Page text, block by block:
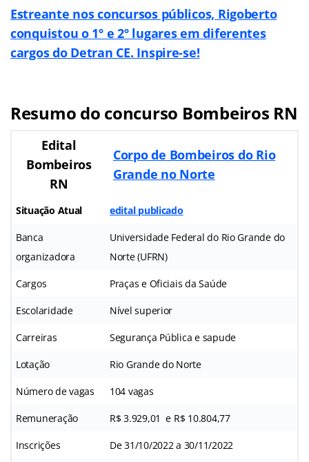
Estreante nos concursos públicos, Rigoberto
conquistou o 1º e 2º lugares em diferentes
cargos do Detran CE. Inspire-se!
Resumo do concurso Bombeiros RN
Edital
Bombeiros
RN
Corpo de Bombeiros do Rio
Grande no Norte
Situação Atual edital publicado
Banca
organizadora
Universidade Federal do Rio Grande do
Norte (UFRN)
Cargos Praças e Oficiais da Saúde
Escolaridade Nível superior
Carreiras Segurança Pública e sapude
Lotação Rio Grande do Norte
Número de vagas 104 vagas
Remuneração R$ 3.929,01 e R$ 10.804,77
Inscrições De 31/10/2022 a 30/11/2022